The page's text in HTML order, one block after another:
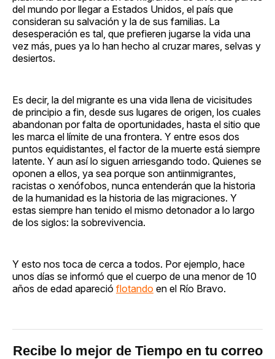
del mundo por llegar a Estados Unidos, el país que
consideran su salvación y la de sus familias. La
desesperación es tal, que prefieren jugarse la vida una
vez más, pues ya lo han hecho al cruzar mares, selvas y
desiertos.
Es decir, la del migrante es una vida llena de vicisitudes
de principio a fin, desde sus lugares de origen, los cuales
abandonan por falta de oportunidades, hasta el sitio que
les marca el límite de una frontera. Y entre esos dos
puntos equidistantes, el factor de la muerte está siempre
latente. Y aun así lo siguen arriesgando todo. Quienes se
oponen a ellos, ya sea porque son antiinmigrantes,
racistas o xenófobos, nunca entenderán que la historia
de la humanidad es la historia de las migraciones. Y
estas siempre han tenido el mismo detonador a lo largo
de los siglos: la sobrevivencia.
Y esto nos toca de cerca a todos. Por ejemplo, hace
unos días se informó que el cuerpo de una menor de 10
años de edad apareció flotando en el Río Bravo.
Recibe lo mejor de Tiempo en tu correo